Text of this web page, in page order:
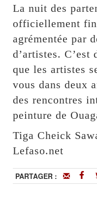
La nuit des
officiellement fin
agrémentée par
d’artistes. C’est
que les artistes
vous dans deux
des rencontres
peinture de
Tiga Cheick
Lefaso.net
PARTAGER :